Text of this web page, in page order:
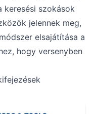
keresési szokások
jelennek meg,
elsajátítása a
hogy versenyben